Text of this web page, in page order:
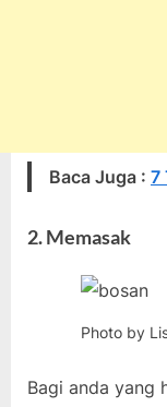
Baca Juga : 7
2. Memasak
Photo by
Bagi anda yang